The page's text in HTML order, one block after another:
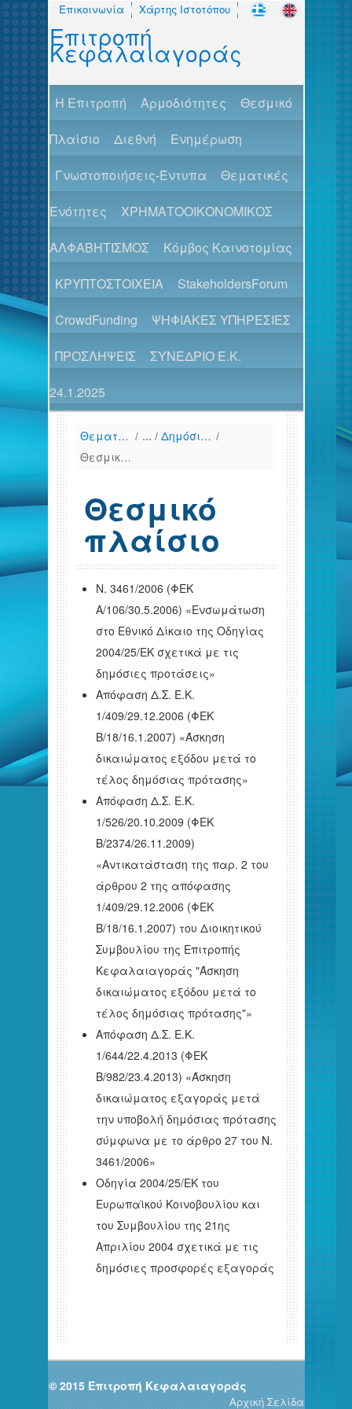
Επικοινωνία Χάρτης Ιστοτόπου
Επιτροπή
Κεφαλαιαγοράς
H Επιτροπή Αρμοδιότητες
Θεσμικό
Πλαίσιο
Διεθνή
Ενημέρωση
Γνωστοποιήσεις-Έντυπα
Θεματικές
Ενότητες
ΧΡΗΜΑΤΟΟΙΚΟΝΟΜΙΚΟΣ
ΑΛΦΑΒΗΤΙΣΜΟΣ
Κόμβος Καινοτομίας
ΚΡΥΠΤΟΣΤΟΙΧΕΙΑ
StakeholdersForum
CrowdFunding
ΨΗΦΙΑΚΕΣ ΥΠΗΡΕΣΙΕΣ
ΠΡΟΣΛΗΨΕΙΣ
ΣΥΝΕΔΡΙΟ Ε.Κ.
24.1.2025
Θεματικές Ενότητες / Δημόσια Πρόταση Αγοράς Κινητών Αξιών (Takeover Bid) /
Θεσμικό πλαίσιο
Θεσμικό
πλαίσιο
Ν. 3461/2006 (ΦΕΚ
Α/106/30.5.2006) «Ενσωμάτωση
στο Εθνικό Δίκαιο της Οδηγίας
2004/25/ΕΚ σχετικά με τις
δημόσιες προτάσεις»
Απόφαση Δ.Σ. Ε.Κ.
1/409/29.12.2006 (ΦΕΚ
Β/18/16.1.2007) «Άσκηση
δικαιώματος εξόδου μετά το
τέλος δημόσιας πρότασης»
Απόφαση Δ.Σ. Ε.Κ.
1/526/20.10.2009 (ΦΕΚ
Β/2374/26.11.2009)
«Αντικατάσταση της παρ. 2 του
άρθρου 2 της απόφασης
1/409/29.12.2006 (ΦΕΚ
Β/18/16.1.2007) του Διοικητικού
Συμβουλίου της Επιτροπής
Κεφαλαιαγοράς "Άσκηση
δικαιώματος εξόδου μετά το
τέλος δημόσιας πρότασης"»
Απόφαση Δ.Σ. Ε.Κ.
1/644/22.4.2013 (ΦΕΚ
Β/982/23.4.2013) «Άσκηση
δικαιώματος εξαγοράς μετά
την υποβολή δημόσιας πρότασης
σύμφωνα με το άρθρο 27 του N.
3461/2006»
Οδηγία 2004/25/ΕΚ του
Ευρωπαϊκού Κοινοβουλίου και
του Συμβουλίου της 21ης
Απριλίου 2004 σχετικά με τις
δημόσιες προσφορές εξαγοράς
© 2015 Επιτροπή Κεφαλαιαγοράς
Αρχική Σελίδα